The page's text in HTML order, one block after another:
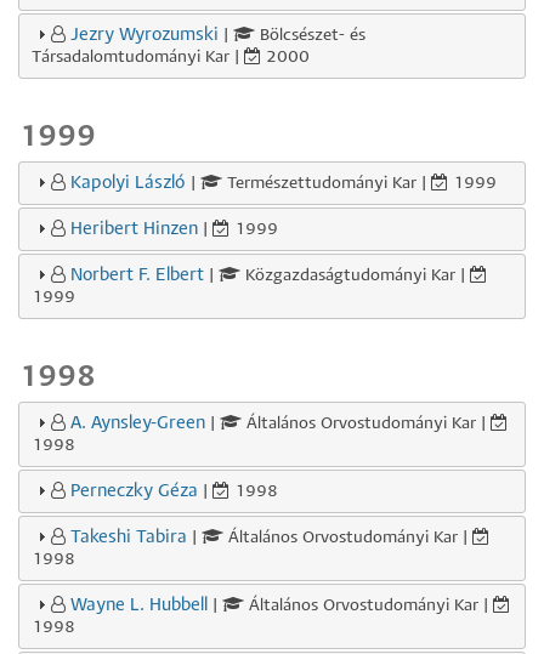
Jezry Wyrozumski
Bölcsészet- és
Társadalomtudományi Kar |
2000
1999
Kapolyi László Természettudományi Kar | 1999
Heribert Hinzen 1999
Norbert F. Elbert
Közgazdaságtudományi Kar |
1999
1998
A. Aynsley-Green
Általános Orvostudományi Kar |
1998
Perneczky Géza 1998
Takeshi Tabira
Általános Orvostudományi Kar |
1998
Wayne L. Hubbell
Általános Orvostudományi Kar |
1998